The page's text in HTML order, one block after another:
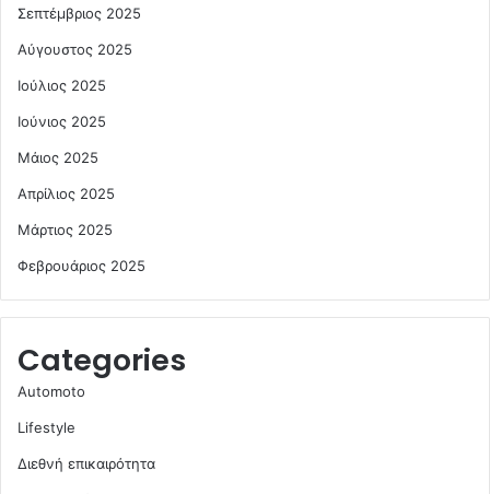
Σεπτέμβριος 2025
Αύγουστος 2025
Ιούλιος 2025
Ιούνιος 2025
Μάιος 2025
Απρίλιος 2025
Μάρτιος 2025
Φεβρουάριος 2025
Categories
Automoto
Lifestyle
Διεθνή επικαιρότητα